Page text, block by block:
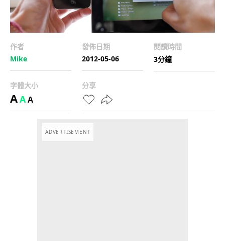
作者
Mike
發佈日期
2012-05-06
閱讀時間
3分鐘
字體大小
AAA
分享
ADVERTISEMENT